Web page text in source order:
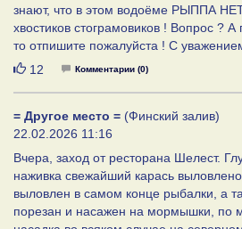
знают, что в этом водоёме РЫППА
хвостиков стограмовиков ! Вопрос ?
то отпишите пожалуйста ! С
Нравится
12 Комментарии (0)
= Другое место = (Финский залив)
22.02.2026 11:16
Вчера, заход от ресторана Шелест.
наживка свежайший карась
выловлен в самом конце рыбалки, а
порезан и насажен на мормышки, по